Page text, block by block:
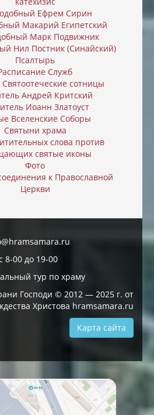
Ефрем Сирин
Макарий Египетский
Марк Подвижник
Нил Постник (Синайский)
Псалтырь
Служб
сотницы
Андрей Критский
Иоанн Златоуст
Вселенские Соборы
Святыни храма
слова против
святые иконы
Фото
к Православной
Церкви
8-00 до 19-00
тур по храму
Господи © 2012 — 2025 г. от
Христова hramsamara.ru
Карта сайта